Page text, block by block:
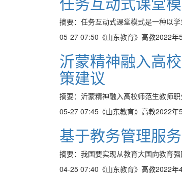
摘要：任务互动式课堂模式是一种以
05-27 07:50 《山东教育》高教2022年
沂蒙精神融入高
策建议
摘要：沂蒙精神融入高校师范生教师
05-27 07:45 《山东教育》高教2022年
基于教务管理服
摘要：我国要实现从教育大国向教育
04-25 07:40 《山东教育》高教2022年